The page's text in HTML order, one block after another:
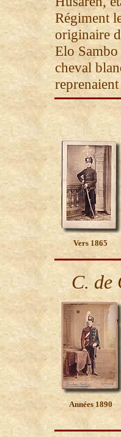
Régiment
originaire
Elo
cheval
Vers 1865
C. de
Années 1890